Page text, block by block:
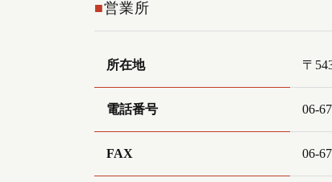
営業所
所在地 〒
電話番号 06-
FAX 06-